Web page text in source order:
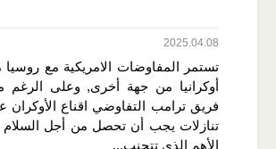
2025.04.08
تستمر المفاوضات الامريكية مع
أوكرانيا من جهة أخرى, وعلى الرغم
فريق ترامب التفاوضي اقناع الأوكران
تنازلات يجب أن تحصل من أجل السلام
الأهم الذي تتجنب...